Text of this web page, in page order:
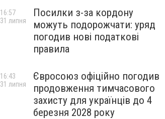
Посилки з-за кордону
можуть подорожчати: уряд
погодив нові податкові
правила
16:57
31 липня
Євросоюз офіційно погодив
продовження тимчасового
захисту для українців до 4
березня 2028 року
16:43
31 липня